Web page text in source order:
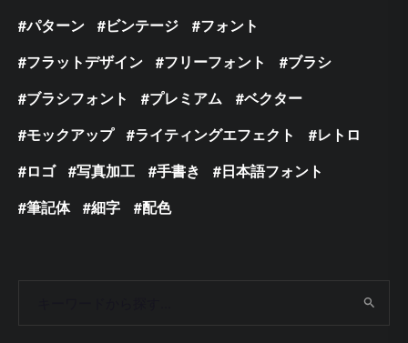
パターン
ビンテージ
フォント
フラットデザイン
フリーフォント
ブラシ
ブラシフォント
プレミアム
ベクター
モックアップ
ライティングエフェクト
レトロ
ロゴ
写真加工 手書き
日本語フォント
筆記体
細字 配色